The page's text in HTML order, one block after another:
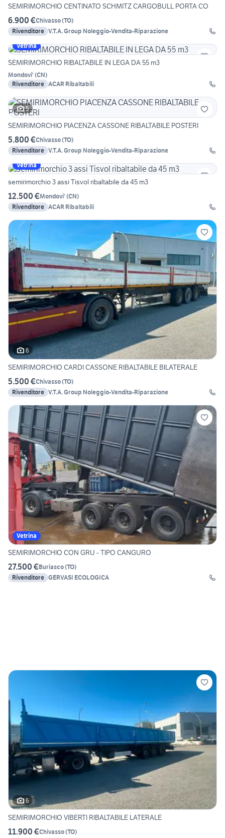
SEMIRIMORCHIO CENTINATO SCHMITZ CARGOBULL PORTA CO
6.900 €Chivasso(TO)
Rivenditore
V.T.A. Group Noleggio-Vendita-Riparazione
Vetrina
SEMIRIMORCHIO RIBALTABILE IN LEGA DA 55 m3
Mondovi' (CN)
Rivenditore ACAR Ribaltabili
5
SEMIRIMORCHIO PIACENZA CASSONE RIBALTABILE POSTERI
5.800 €Chivasso(TO)
Rivenditore
V.T.A. Group Noleggio-Vendita-Riparazione
Vetrina
semirimorchio 3 assi Tisvol ribaltabile da 45 m3
12.500 €Mondovi' (CN)
Rivenditore ACAR Ribaltabili
6
SEMIRIMORCHIO CARDI CASSONE RIBALTABILE BILATERALE
5.500 €Chivasso(TO)
Rivenditore
V.T.A. Group Noleggio-Vendita-Riparazione
Vetrina
SEMIRIMORCHIO CON GRU - TIPO CANGURO
27.500 €Buriasco(TO)
Rivenditore GERVASI ECOLOGICA
6
SEMIRIMORCHIO VIBERTI RIBALTABILE LATERALE
11.900 €Chivasso(TO)